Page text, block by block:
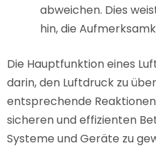
abweichen. Dies
hin, die
Die Hauptfunktion eines
darin, den Luftdruck zu
entsprechende
sicheren und effizienten
Systeme und Geräte zu